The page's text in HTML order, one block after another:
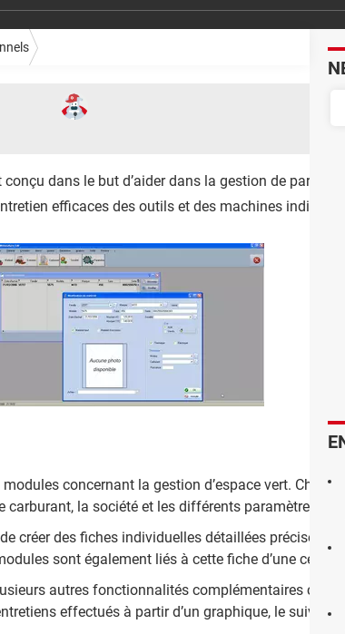
dans le but d’aider dans la gestion de parcs et
efficaces des outils et des machines
concernant la gestion d’espace vert.
carburant, la société et les différents paramètres.
créer des fiches individuelles détaillées
sont également liés à cette fiche d’une
autres fonctionnalités complémentaires
effectués à partir d’un graphique, le suivi